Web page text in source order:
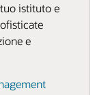
istituto e
e